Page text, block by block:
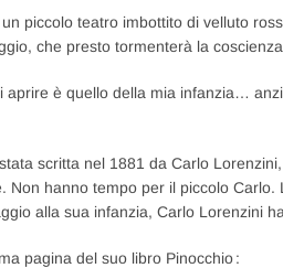
piccolo teatro imbottito di velluto
che presto tormenterà la
aprire è quello della mia infanzia…
scritta nel 1881 da Carlo
Non hanno tempo per il piccolo
alla sua infanzia, Carlo Lorenzini
pagina del suo libro Pinocchio :